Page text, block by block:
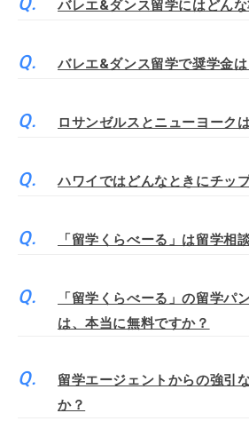
バレエ&ダンス留学にはどん
バレエ&ダンス留学で奨学金
ロサンゼルスとニューヨーク
ハワイではどんなときにチッ
「留学くらべーる」は留学相
「留学くらべーる」の留学パ
は、本当に無料ですか？
留学エージェントからの強引
か？